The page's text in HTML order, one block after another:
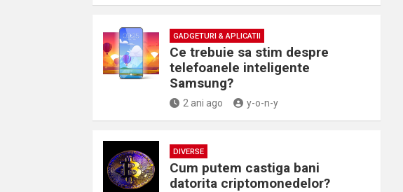
GADGETURI & APLICATII
Ce trebuie sa stim despre
telefoanele inteligente
Samsung?
2 ani ago y-o-n-y
DIVERSE
Cum putem castiga bani
datorita criptomonedelor?